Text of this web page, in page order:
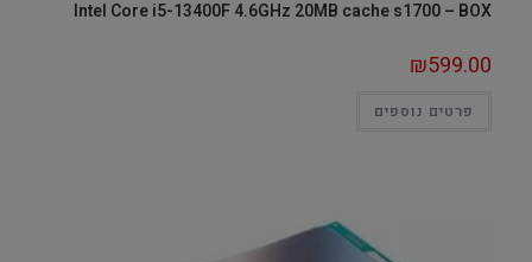
Intel Core i5-13400F 4.6GHz 20MB cache s1700 – BOX
₪599.00
פרטים נוספים